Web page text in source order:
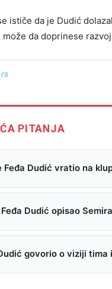
ističe da je Dudić
može da doprinese
PITANJA
Feđa Dudić vratio na
Dudić opisao
govorio o viziji tima